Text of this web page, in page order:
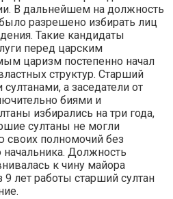
В дальнейшем на должность
разрешено избирать лиц
Такие кандидаты
перед царским
царизм постепенно начал
структур. Старший
а заседатели от
биями и
избирались на три года,
султаны не могли
своих полномочий без
начальника. Должность
к чину майора
лет работы старший султан